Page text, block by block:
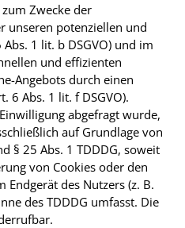
Zwecke der
unseren potenziellen und
1 lit. b DSGVO) und im
und effizienten
Angebots durch einen
6 Abs. 1 lit. f DSGVO).
abgefragt wurde,
auf Grundlage von
§ 25 Abs. 1 TDDDG, soweit
von Cookies oder den
des Nutzers (z. B.
des TDDDG umfasst. Die